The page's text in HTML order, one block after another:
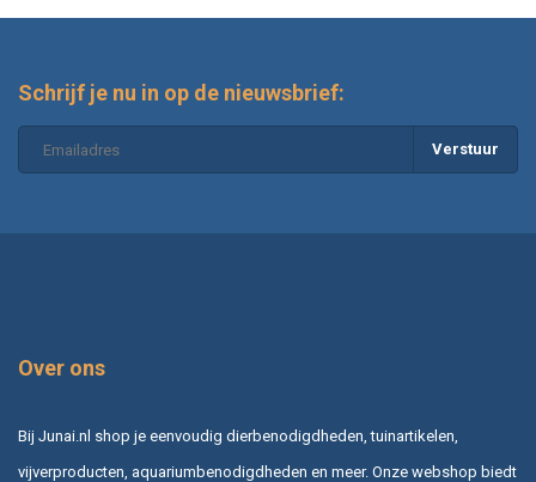
Schrijf je nu in op de nieuwsbrief:
Verstuur
Over ons
Bij Junai.nl shop je eenvoudig dierbenodigdheden, tuinartikelen,
vijverproducten, aquariumbenodigdheden en meer. Onze webshop biedt